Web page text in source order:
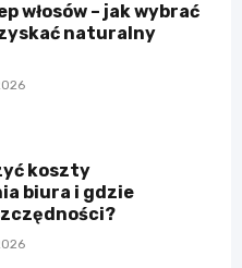
włosów – jak wybrać
naturalny
koszty
biura i gdzie